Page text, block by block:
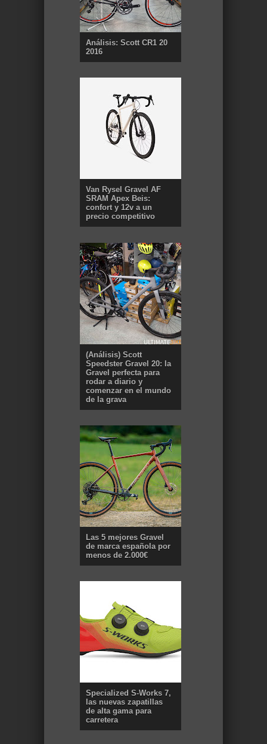
Análisis: Scott CR1 20
2016
Van Rysel Gravel AF
SRAM Apex Beis:
confort y 12v a un
precio competitivo
(Análisis) Scott
Speedster Gravel 20: la
Gravel perfecta para
rodar a diario y
comenzar en el mundo
de la grava
Las 5 mejores Gravel
de marca española por
menos de 2.000€
Specialized S-Works 7,
las nuevas zapatillas
de alta gama para
carretera